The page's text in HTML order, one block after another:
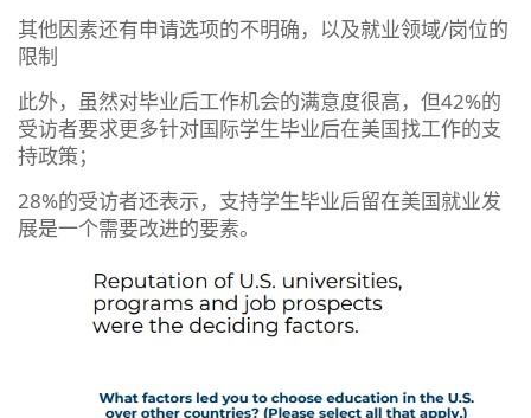
其他因素还有申请选项的不明确，以及就业领域/岗位的
限制
此外，虽然对毕业后工作机会的满意度很高，但42%的
受访者要求更多针对国际学生毕业后在美国找工作的支
持政策；
28%的受访者还表示，支持学生毕业后留在美国就业发
展是一个需要改进的要素。